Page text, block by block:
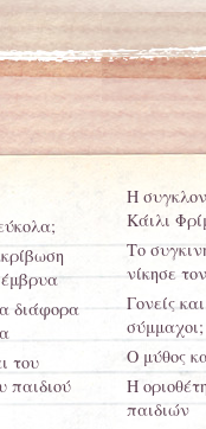
ΠΑΤΡΑ: Επιδεινώθηκε η
διάφορα
του
παιδιού
Η
Κάιλι
Το
νίκησε
Γονείς
σύμμαχοι;
Ο μύθος
H
παιδιών